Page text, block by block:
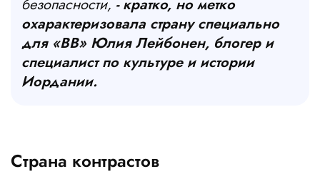
безопасности, - кратко, но метко
охарактеризовала страну специально
для «ВВ» Юлия Лейбонен, блогер и
специалист по культуре и истории
Иордании.
Страна контрастов